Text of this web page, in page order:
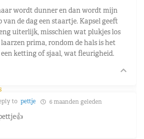
wordt dunner en dan wordt mijn
de dag een staartje. Kapsel geeft
uiterlijk, misschien wat plukjes los
prima, rondom de hals is het
ketting of sjaal, wat fleurigheid.
to pettje 6 maanden geleden